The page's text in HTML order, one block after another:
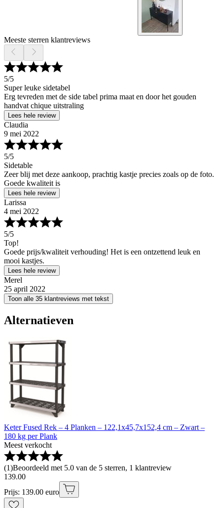
Meeste sterren klantreviews
5/5
Super leuke sidetabel
Erg tevreden met de side tabel prima maat en door het gouden
handvat chique uitstraling
Lees hele review
Claudia
9 mei 2022
5/5
Sidetable
Zeer blij met deze aankoop, prachtig kastje precies zoals op de foto.
Goede kwaliteit is
Lees hele review
Larissa
4 mei 2022
5/5
Top!
Goede prijs/kwaliteit verhouding! Het is een ontzettend leuk en
mooi kastjes.
Lees hele review
Merel
25 april 2022
Toon alle 35 klantreviews met tekst
Alternatieven
Keter Fused Rek – 4 Planken – 122,1x45,7x152,4 cm – Zwart –
180 kg per Plank
Meest verkocht
(1)Beoordeeld met 5.0 van de 5 sterren, 1 klantreview
139.00
Prijs: 139.00 euro